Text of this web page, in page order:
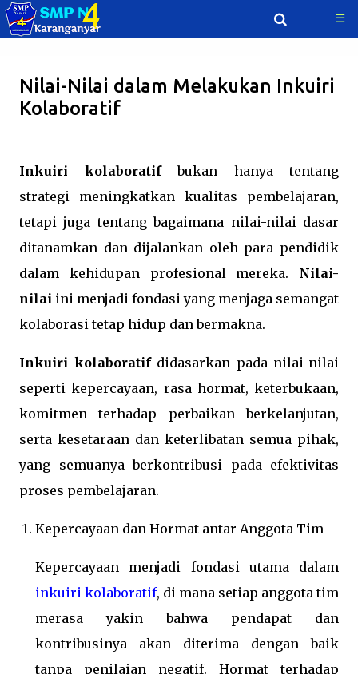
☰
Nilai-Nilai dalam Melakukan Inkuiri
Kolaboratif
Inkuiri kolaboratifbukan hanya tentang
strategi meningkatkan kualitas pembelajaran,
tetapi juga tentang bagaimana nilai-nilai dasar
ditanamkan dan dijalankan oleh para pendidik
dalam kehidupan profesional mereka. Nilai-
nilai ini menjadi fondasi yang menjaga semangat
kolaborasi tetap hidup dan bermakna.
Inkuiri kolaboratifdidasarkan pada nilai-nilai
seperti kepercayaan, rasa hormat, keterbukaan,
komitmen terhadap perbaikan berkelanjutan,
serta kesetaraan dan keterlibatan semua pihak,
yang semuanya berkontribusi pada efektivitas
proses pembelajaran.
Kepercayaan dan Hormat antar Anggota Tim
Kepercayaan menjadi fondasi utama dalam
inkuiri kolaboratif, di mana setiap anggota tim
merasa yakin bahwa pendapat dan
kontribusinya akan diterima dengan baik
tanpa penilaian negatif. Hormat terhadap